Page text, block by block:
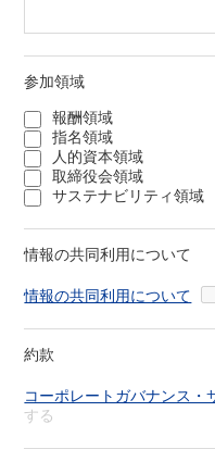
参加領域
報酬領域
指名領域
人的資本領域
取締役会領域
サステナビリティ領域
情報の共同利用について
情報の共同利用について
約款
コーポレートガバナンス・
する